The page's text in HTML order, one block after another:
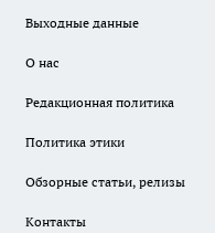
Выходные данные
О нас
Редакционная политика
Политика этики
Обзорные статьи, релизы
Контакты